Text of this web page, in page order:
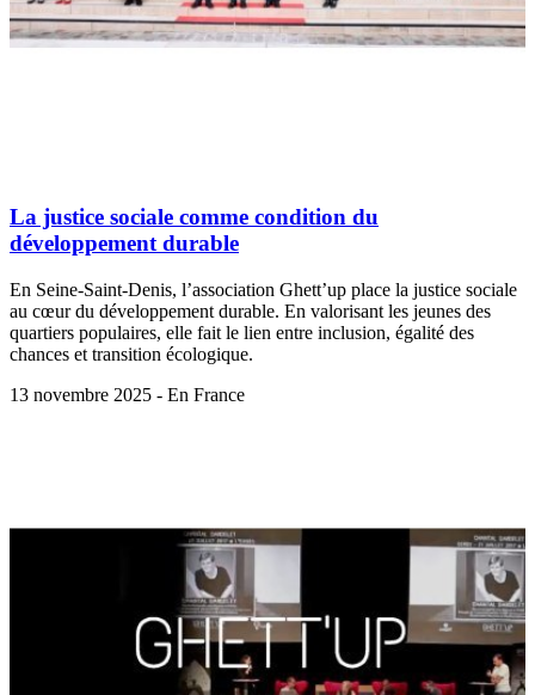
La justice sociale comme condition du
développement durable
En Seine-Saint-Denis, l’association Ghett’up place la justice sociale
au cœur du développement durable. En valorisant les jeunes des
quartiers populaires, elle fait le lien entre inclusion, égalité des
chances et transition écologique.
13 novembre 2025 - En France